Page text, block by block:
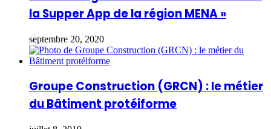
la Supper App de la région MENA »
septembre 20, 2020
Groupe Construction (GRCN) : le métier
du Bâtiment protéiforme